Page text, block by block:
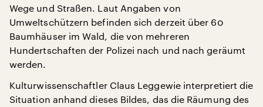
Wege und Straßen. Laut Angaben von
Umweltschützern befinden sich derzeit über 60
Baumhäuser im Wald, die von mehreren
Hundertschaften der Polizei nach und nach geräumt
werden.
Kulturwissenschaftler Claus Leggewie interpretiert die
Situation anhand dieses Bildes, das die Räumung des